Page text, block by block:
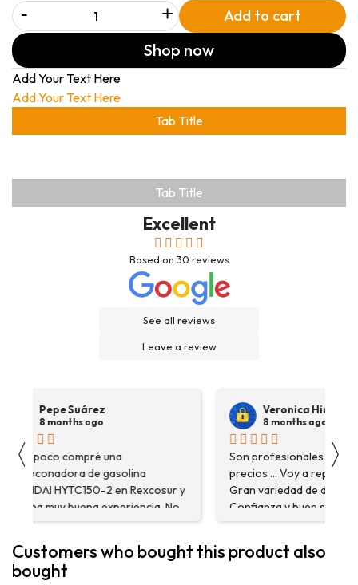
- + Add to cart
Shop now
Add Your Text Here
Add Your Text Here
Tab Title
Tab Title
Excellent
Based on 30 reviews
See all reviews
Leave a review
〈
Pepe Suárez
8 months ago
Hace poco compré una
destoconadora de gasolina
HYUNDAI HYTC150-2 en Rexcosur y
fue una muy buena experiencia. No
solo me encontré el producto que
asesoraron y explicaron con
detalle para asegurarme de que
Veronica Hidalgo
8 months ago
Son profesionales ,
precios ... Voy a repetir
Gran variedad de
Confianza y buen servicio.
〉
Customers who bought this product also
bought